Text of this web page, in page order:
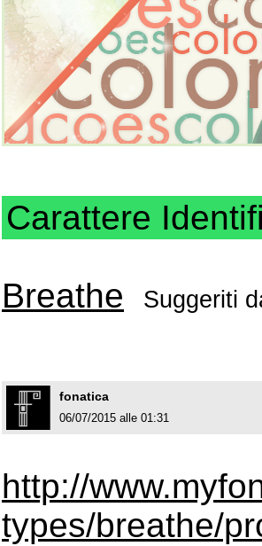
Carattere
Breathe Suggeriti
fonatica
06/07/2015 alle 01:31
http://
types/breathe/